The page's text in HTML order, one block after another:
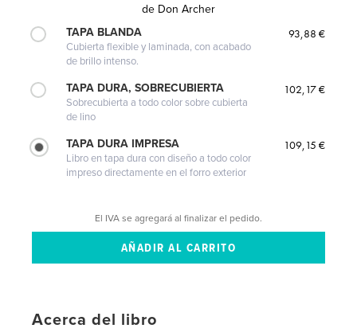
de Don Archer
TAPA BLANDA
Cubierta flexible y laminada, con acabado
de brillo intenso.
93,88 €
TAPA DURA, SOBRECUBIERTA
Sobrecubierta a todo color sobre cubierta
de lino
102,17 €
TAPA DURA IMPRESA
Libro en tapa dura con diseño a todo color
impreso directamente en el forro exterior
109,15 €
El IVA se agregará al finalizar el pedido.
Acerca del libro